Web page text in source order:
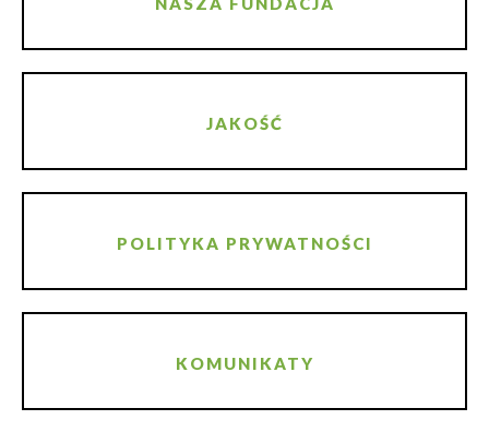
JAKOŚĆ
POLITYKA PRYWATNOŚCI
KOMUNIKATY